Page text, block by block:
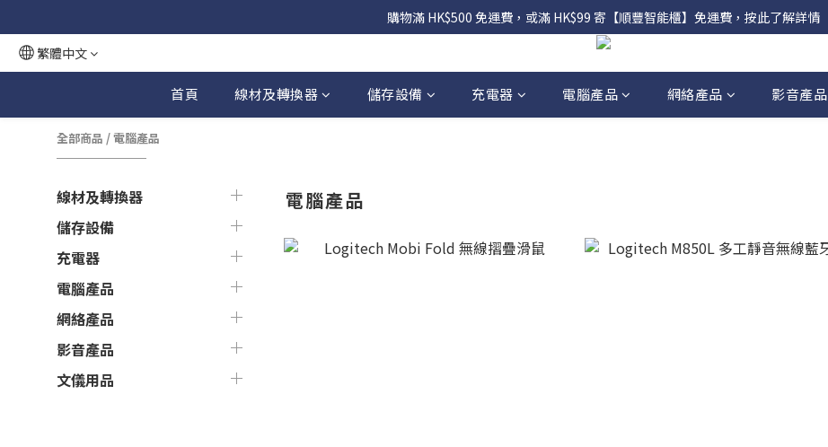
購物滿 HK$500 免運費，或滿 HK$99 寄【順豐智能櫃】免運費，按此了解詳情
繁體中文
首頁 線材及轉換器 儲存設備 充電器 電腦產品 網絡產品 影音產品
全部商品 /電腦產品
線材及轉換器
儲存設備
充電器
電腦產品
網絡產品
影音產品
文儀用品
電腦產品